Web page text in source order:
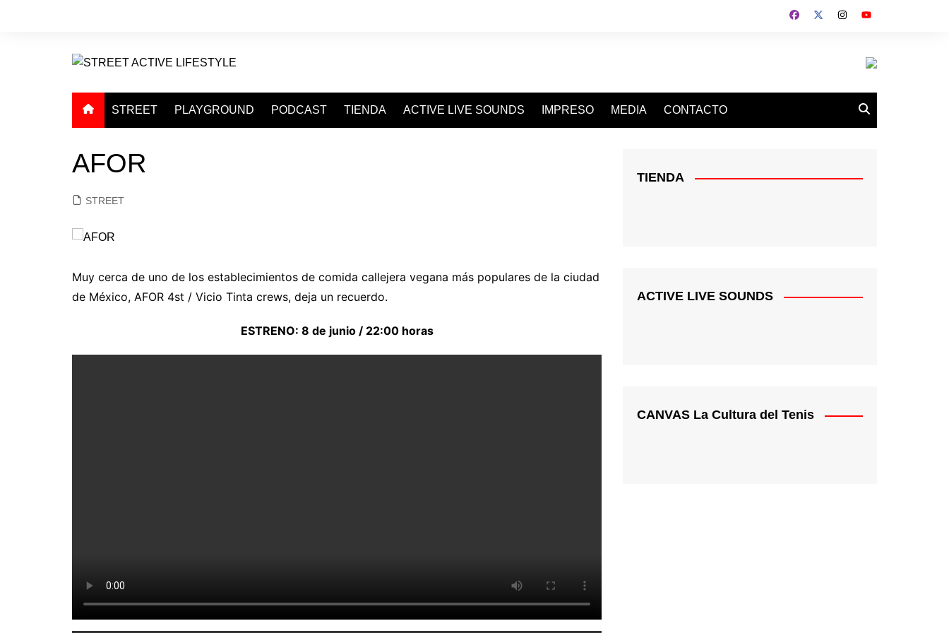
STREET PLAYGROUND PODCAST TIENDA ACTIVE LIVE SOUNDS IMPRESO MEDIA CONTACTO
AFOR
STREET
Muy cerca de uno de los establecimientos de comida callejera vegana más populares de la ciudad
de México, AFOR 4st / Vicio Tinta crews, deja un recuerdo.
ESTRENO: 8 de junio / 22:00 horas
TIENDA
ACTIVE LIVE SOUNDS
CANVAS La Cultura del Tenis